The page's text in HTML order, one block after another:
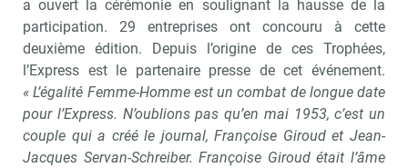
a ouvert la cérémonie en soulignant la hausse de la
participation. 29 entreprises ont concouru à cette
deuxième édition. Depuis l’origine de ces Trophées,
l’Express est le partenaire presse de cet événement.
« L’égalité Femme-Homme est un combat de longue date
pour l’Express. N’oublions pas qu’en mai 1953, c’est un
couple qui a créé le journal, Françoise Giroud et Jean-
Jacques Servan-Schreiber. Françoise Giroud était l’âme